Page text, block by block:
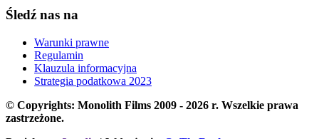
Śledź nas na
Warunki prawne
Regulamin
Klauzula informacyjna
Strategia podatkowa 2023
© Copyrights: Monolith Films 2009 - 2026 r. Wszelkie prawa
zastrzeżone.